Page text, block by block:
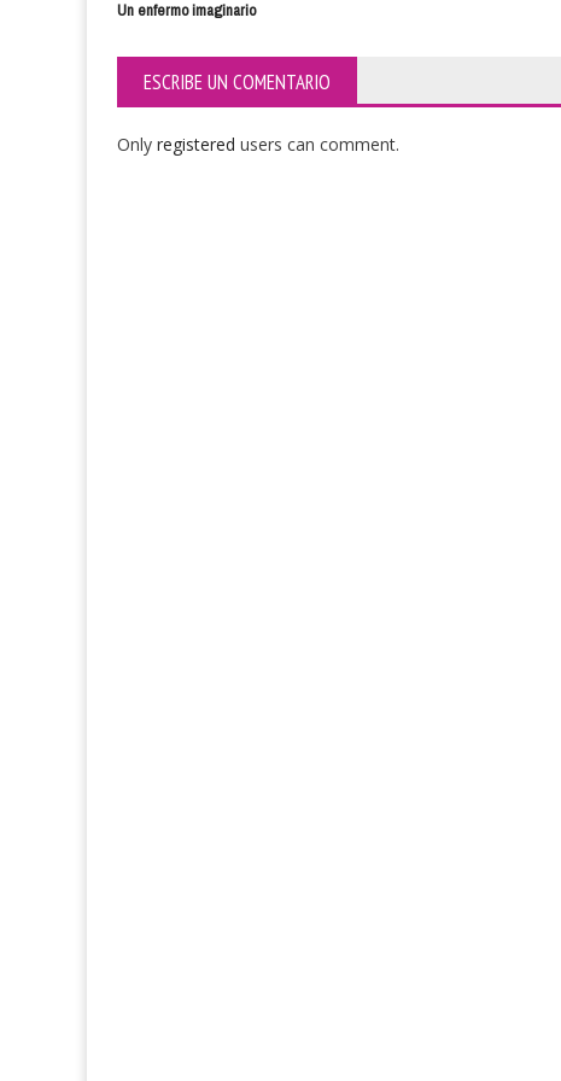
Un enfermo imaginario
ESCRIBE UN COMENTARIO
Only registered users can comment.